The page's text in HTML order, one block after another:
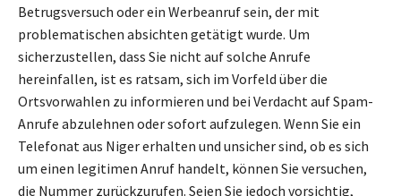
Betrugsversuch oder ein Werbeanruf sein, der mit
problematischen absichten getätigt wurde. Um
sicherzustellen, dass Sie nicht auf solche Anrufe
hereinfallen, ist es ratsam, sich im Vorfeld über die
Ortsvorwahlen zu informieren und bei Verdacht auf Spam-
Anrufe abzulehnen oder sofort aufzulegen. Wenn Sie ein
Telefonat aus Niger erhalten und unsicher sind, ob es sich
um einen legitimen Anruf handelt, können Sie versuchen,
die Nummer zurückzurufen. Seien Sie jedoch vorsichtig,